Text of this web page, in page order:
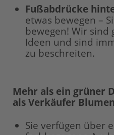
Fußabdrücke
etwas bewegen –
bewegen! Wir sind
Ideen und sind
zu beschreiten.
Mehr als ein grüner
als Verkäufer
Sie verfügen über